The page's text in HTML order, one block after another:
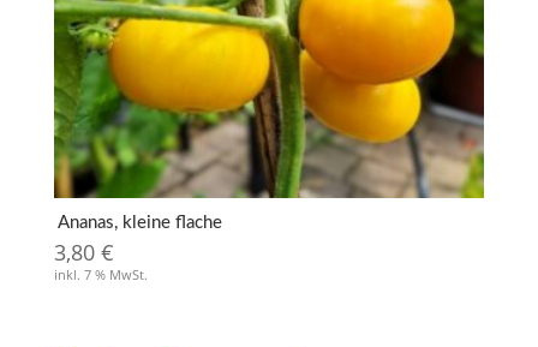
Ananas, kleine flache
3,80 €
inkl. 7 % MwSt.